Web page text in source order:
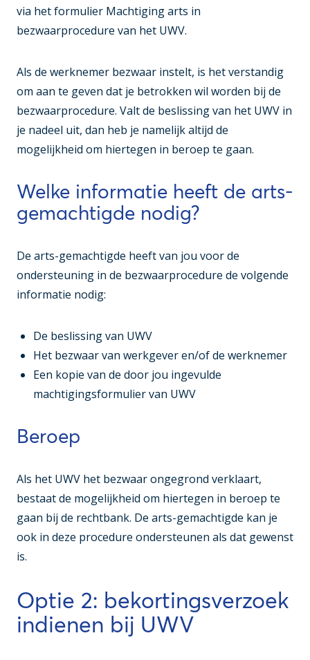
via het formulier Machtiging arts in
bezwaarprocedure van het UWV.
Als de werknemer bezwaar instelt, is het verstandig
om aan te geven dat je betrokken wil worden bij de
bezwaarprocedure. Valt de beslissing van het UWV in
je nadeel uit, dan heb je namelijk altijd de
mogelijkheid om hiertegen in beroep te gaan.
Welke informatie heeft de arts-
gemachtigde nodig?
De arts-gemachtigde heeft van jou voor de
ondersteuning in de bezwaarprocedure de volgende
informatie nodig:
De beslissing van UWV
Het bezwaar van werkgever en/of de werknemer
Een kopie van de door jou ingevulde
machtigingsformulier van UWV
Beroep
Als het UWV het bezwaar ongegrond verklaart,
bestaat de mogelijkheid om hiertegen in beroep te
gaan bij de rechtbank. De arts-gemachtigde kan je
ook in deze procedure ondersteunen als dat gewenst
is.
Optie 2: bekortingsverzoek
indienen bij UWV